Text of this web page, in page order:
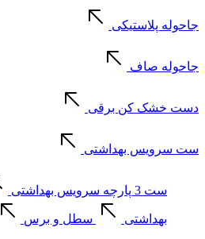
جاحوله پلاستیکی
جاحوله صاف
دست خشک کن برقی
ست سرویس بهداشتی
ست 3 پارچه سرویس بهداشتی
بهداشتی سطل و برس